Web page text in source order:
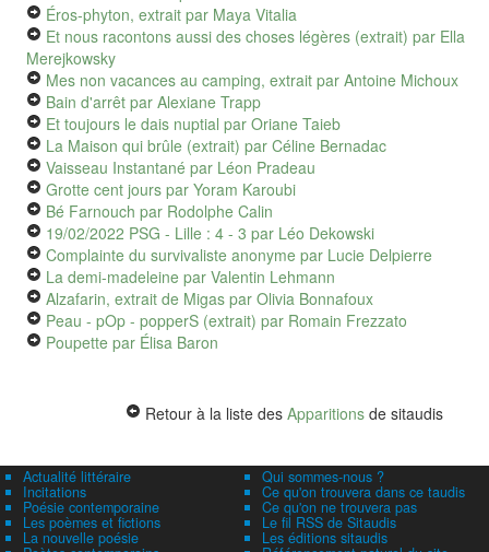
Éros-phyton, extrait par Maya Vitalia
Et nous racontons aussi des choses légères (extrait) par Ella
Merejkowsky
Mes non vacances au camping, extrait par Antoine Michoux
Bain d'arrêt par Alexiane Trapp
Et toujours le dais nuptial par Oriane Taieb
La Maison qui brûle (extrait) par Céline Bernadac
Vaisseau Instantané par Léon Pradeau
Grotte cent jours par Yoram Karoubi
Bé Farnouch par Rodolphe Calin
19/02/2022 PSG - Lille : 4 - 3 par Léo Dekowski
Complainte du survivaliste anonyme par Lucie Delpierre
La demi-madeleine par Valentin Lehmann
Alzafarin, extrait de Migas par Olivia Bonnafoux
Peau - pOp - popperS (extrait) par Romain Frezzato
Poupette par Élisa Baron
Retour à la liste des Apparitions de sitaudis
Actualité littéraire
Incitations
Poésie contemporaine
Les poèmes et fictions
La nouvelle poésie
Qui sommes-nous ?
Ce qu'on trouvera dans ce taudis
Ce qu'on ne trouvera pas
Le fil RSS de Sitaudis
Les éditions sitaudis